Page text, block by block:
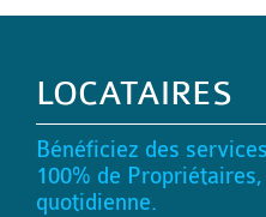
LOCATAIRES
Bénéficiez des
100% de
quotidienne.